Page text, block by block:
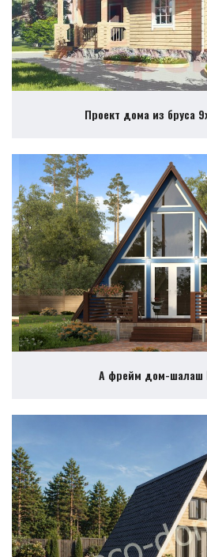
Проект дома из бруса
А фрейм дом-